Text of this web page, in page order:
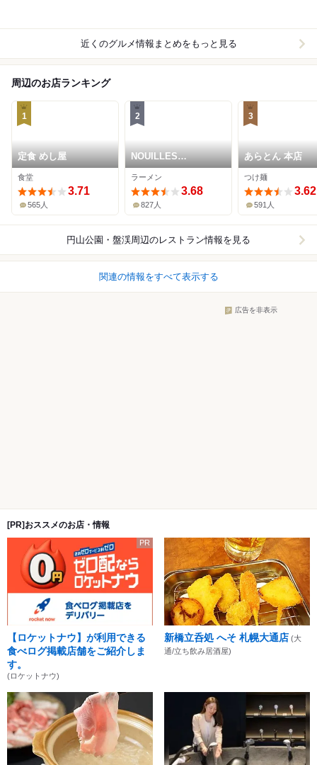
近くのグルメ情報まとめをもっと見る
周辺のお店ランキング
1
定食 めし屋
食堂
3.71
565人
2
NOUILLES
JAPONAISE とくい
ち
ラーメン
3.68
827人
3
あらとん 本店
つけ麺
3.62
591人
円山公園・盤渓周辺のレストラン情報を見る
関連の情報をすべて表示する
広告を非表示
[PR]おススメのお店・情報
PR
【ロケットナウ】が利用できる
食べログ掲載店舗をご紹介しま
す。
(ロケットナウ)
新橋立呑処 へそ 札幌大通店 (大
通/立ち飲み居酒屋)